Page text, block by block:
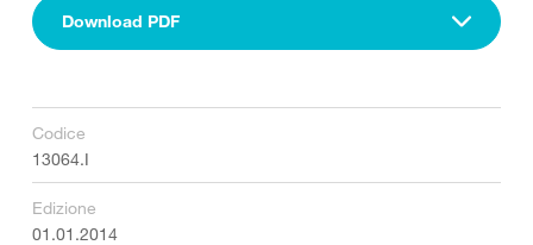
Download PDF
Codice
13064.I
Edizione
01.01.2014